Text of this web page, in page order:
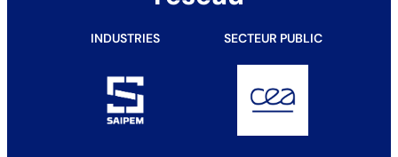
INDUSTRIES SECTEUR PUBLIC